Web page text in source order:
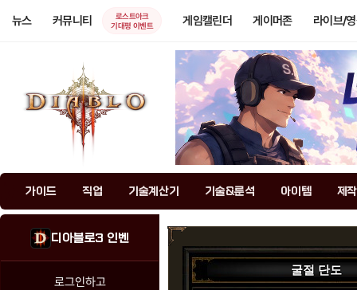
뉴스 커뮤니티
로스트아크
기대평 이벤트
게임캘린더 게이머존 라이브/
가이드 직업 기술계산기 기술&룬석 아이템 제
디아블로3 인벤
로그인하고
굴절 단도